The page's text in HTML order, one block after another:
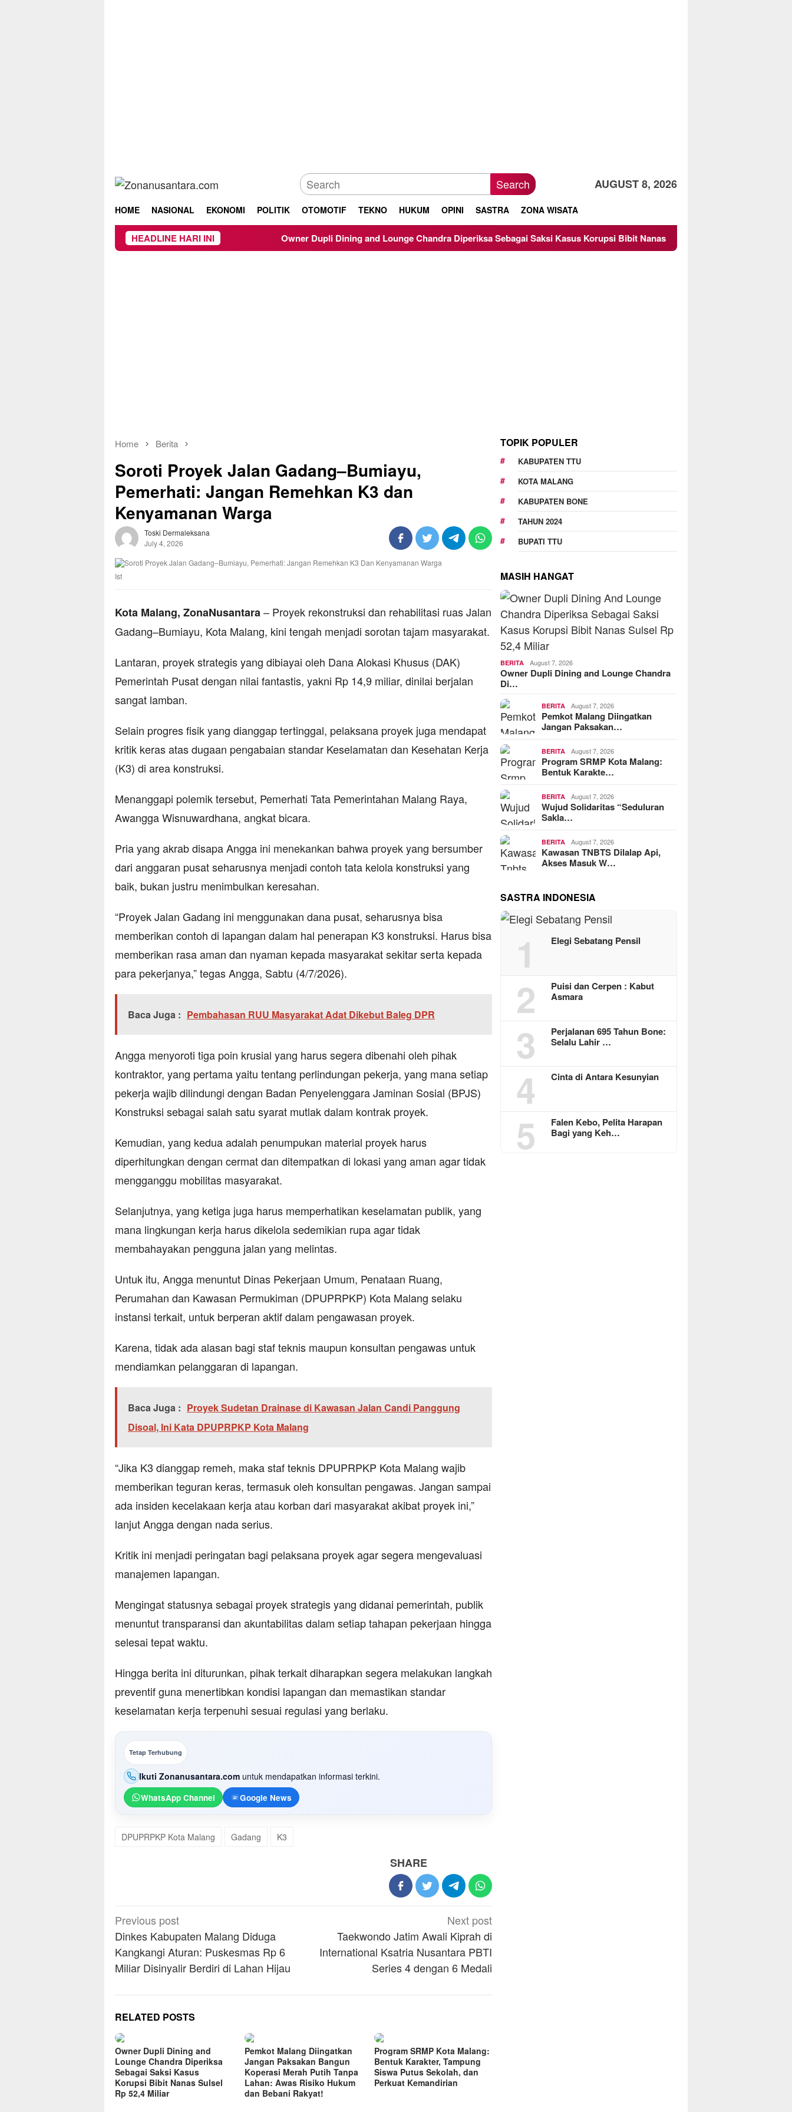
Search AUGUST 8, 2026
HOME NASIONAL EKONOMI POLITIK OTOMOTIF TEKNO HUKUM OPINI SASTRA ZONA WISATA
HEADLINE HARI INIOwner Dupli Dining and Lounge Chandra Diperiksa Sebagai Saksi Kasus Korupsi Bibit Nanas Sulsel Rp 52,4 Miliar
Home Berita
Soroti Proyek Jalan Gadang–Bumiayu,
Pemerhati: Jangan Remehkan K3 dan
Kenyamanan Warga
Toski Dermaleksana
July 4, 2026
Ist
Kota Malang, ZonaNusantara– Proyek rekonstruksi dan rehabilitasi ruas Jalan
Gadang–Bumiayu, Kota Malang, kini tengah menjadi sorotan tajam masyarakat.
Lantaran, proyek strategis yang dibiayai oleh Dana Alokasi Khusus (DAK)
Pemerintah Pusat dengan nilai fantastis, yakni Rp 14,9 miliar, dinilai berjalan
sangat lamban.
Selain progres fisik yang dianggap tertinggal, pelaksana proyek juga mendapat
kritik keras atas dugaan pengabaian standar Keselamatan dan Kesehatan Kerja
(K3) di area konstruksi.
Menanggapi polemik tersebut, Pemerhati Tata Pemerintahan Malang Raya,
Awangga Wisnuwardhana, angkat bicara.
Pria yang akrab disapa Angga ini menekankan bahwa proyek yang bersumber
dari anggaran pusat seharusnya menjadi contoh tata kelola konstruksi yang
baik, bukan justru menimbulkan keresahan.
“Proyek Jalan Gadang ini menggunakan dana pusat, seharusnya bisa
memberikan contoh di lapangan dalam hal penerapan K3 konstruksi. Harus bisa
memberikan rasa aman dan nyaman kepada masyarakat sekitar serta kepada
para pekerjanya,” tegas Angga, Sabtu (4/7/2026).
Baca Juga : Pembahasan RUU Masyarakat Adat Dikebut Baleg DPR
Angga menyoroti tiga poin krusial yang harus segera dibenahi oleh pihak
kontraktor, yang pertama yaitu tentang perlindungan pekerja, yang mana setiap
pekerja wajib dilindungi dengan Badan Penyelenggara Jaminan Sosial (BPJS)
Konstruksi sebagai salah satu syarat mutlak dalam kontrak proyek.
Kemudian, yang kedua adalah penumpukan material proyek harus
diperhitungkan dengan cermat dan ditempatkan di lokasi yang aman agar tidak
mengganggu mobilitas masyarakat.
Selanjutnya, yang ketiga juga harus memperhatikan keselamatan publik, yang
mana lingkungan kerja harus dikelola sedemikian rupa agar tidak
membahayakan pengguna jalan yang melintas.
Untuk itu, Angga menuntut Dinas Pekerjaan Umum, Penataan Ruang,
Perumahan dan Kawasan Permukiman (DPUPRPKP) Kota Malang selaku
instansi terkait, untuk berperan aktif dalam pengawasan proyek.
Karena, tidak ada alasan bagi staf teknis maupun konsultan pengawas untuk
mendiamkan pelanggaran di lapangan.
Baca Juga : Proyek Sudetan Drainase di Kawasan Jalan Candi Panggung
Disoal, Ini Kata DPUPRPKP Kota Malang
“Jika K3 dianggap remeh, maka staf teknis DPUPRPKP Kota Malang wajib
memberikan teguran keras, termasuk oleh konsultan pengawas. Jangan sampai
ada insiden kecelakaan kerja atau korban dari masyarakat akibat proyek ini,”
lanjut Angga dengan nada serius.
Kritik ini menjadi peringatan bagi pelaksana proyek agar segera mengevaluasi
manajemen lapangan.
Mengingat statusnya sebagai proyek strategis yang didanai pemerintah, publik
menuntut transparansi dan akuntabilitas dalam setiap tahapan pekerjaan hingga
selesai tepat waktu.
Hingga berita ini diturunkan, pihak terkait diharapkan segera melakukan langkah
preventif guna menertibkan kondisi lapangan dan memastikan standar
keselamatan kerja terpenuhi sesuai regulasi yang berlaku.
Tetap Terhubung
Ikuti Zonanusantara.com untuk mendapatkan informasi terkini.
WhatsApp Channel Google News
DPUPRPKP Kota Malang Gadang K3
SHARE
Post
navigation
Previous post
Dinkes Kabupaten Malang Diduga
Kangkangi Aturan: Puskesmas Rp 6
Miliar Disinyalir Berdiri di Lahan Hijau
Next post
Taekwondo Jatim Awali Kiprah di
International Ksatria Nusantara PBTI
Series 4 dengan 6 Medali
RELATED POSTS
Owner Dupli Dining and
Lounge Chandra Diperiksa
Sebagai Saksi Kasus
Korupsi Bibit Nanas Sulsel
Rp 52,4 Miliar
Pemkot Malang Diingatkan
Jangan Paksakan Bangun
Koperasi Merah Putih Tanpa
Lahan: Awas Risiko Hukum
dan Bebani Rakyat!
Program SRMP Kota Malang:
Bentuk Karakter, Tampung
Siswa Putus Sekolah, dan
Perkuat Kemandirian
TOPIK POPULER
KABUPATEN TTU
KOTA MALANG
KABUPATEN BONE
TAHUN 2024
BUPATI TTU
MASIH HANGAT
BERITA August 7, 2026
Owner Dupli Dining and Lounge Chandra
Di…
BERITA August 7, 2026
Pemkot Malang Diingatkan
Jangan Paksakan…
BERITA August 7, 2026
Program SRMP Kota Malang:
Bentuk Karakte…
BERITA August 7, 2026
Wujud Solidaritas “Seduluran
Sakla…
BERITA August 7, 2026
Kawasan TNBTS Dilalap Api,
Akses Masuk W…
SASTRA INDONESIA
1 Elegi Sebatang Pensil
2
Puisi dan Cerpen : Kabut
Asmara
3
Perjalanan 695 Tahun Bone:
Selalu Lahir …
4 Cinta di Antara Kesunyian
5
Falen Kebo, Pelita Harapan
Bagi yang Keh…